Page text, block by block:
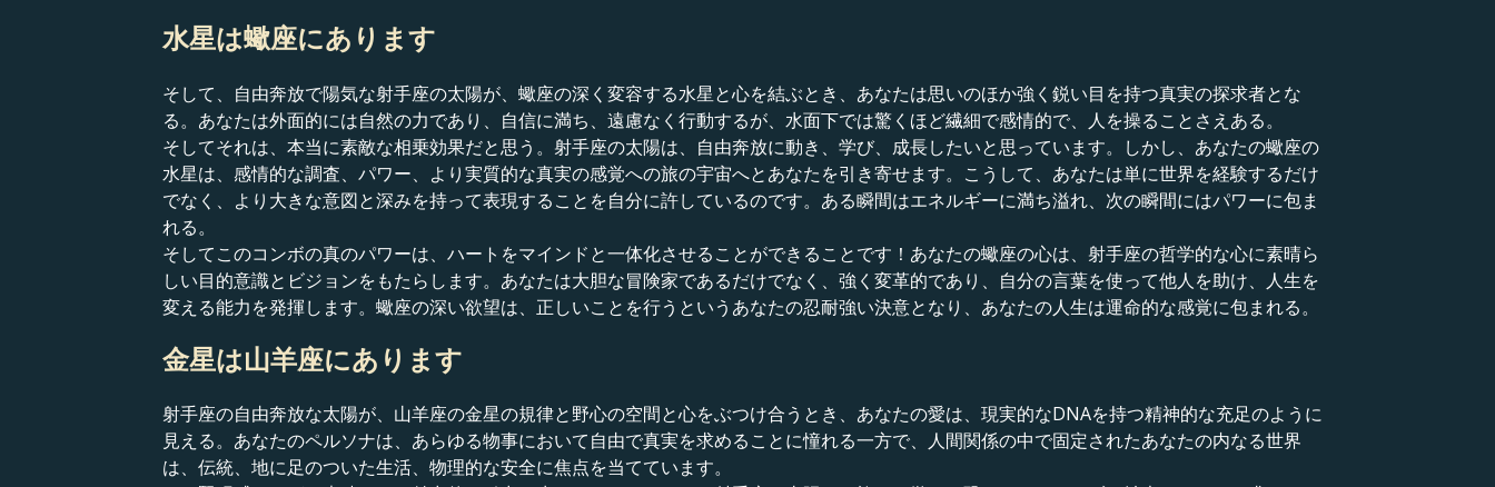
水星は蠍座にあります
そして、自由奔放で陽気な射手座の太陽が、蠍座の深く変容する水星と心を結ぶとき、あなたは思いのほか強く鋭い目を持つ真実の探求者とな
る。あなたは外面的には自然の力であり、自信に満ち、遠慮なく行動するが、水面下では驚くほど繊細で感情的で、人を操ることさえある。
そしてそれは、本当に素敵な相乗効果だと思う。射手座の太陽は、自由奔放に動き、学び、成長したいと思っています。しかし、あなたの蠍座の
水星は、感情的な調査、パワー、より実質的な真実の感覚への旅の宇宙へとあなたを引き寄せます。こうして、あなたは単に世界を経験するだけ
でなく、より大きな意図と深みを持って表現することを自分に許しているのです。ある瞬間はエネルギーに満ち溢れ、次の瞬間にはパワーに包ま
れる。
そしてこのコンボの真のパワーは、ハートをマインドと一体化させることができることです！あなたの蠍座の心は、射手座の哲学的な心に素晴ら
しい目的意識とビジョンをもたらします。あなたは大胆な冒険家であるだけでなく、強く変革的であり、自分の言葉を使って他人を助け、人生を
変える能力を発揮します。蠍座の深い欲望は、正しいことを行うというあなたの忍耐強い決意となり、あなたの人生は運命的な感覚に包まれる。
金星は山羊座にあります
射手座の自由奔放な太陽が、山羊座の金星の規律と野心の空間と心をぶつけ合うとき、あなたの愛は、現実的なDNAを持つ精神的な充足のように
見える。あなたのペルソナは、あらゆる物事において自由で真実を求めることに憧れる一方で、人間関係の中で固定されたあなたの内なる世界
は、伝統、地に足のついた生活、物理的な安全に焦点を当てています。